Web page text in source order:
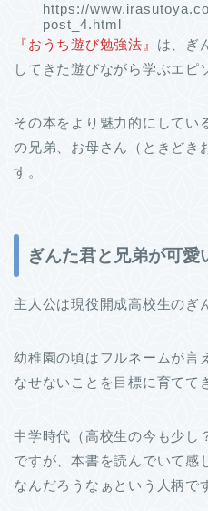
https://
post_4.html
『おうち遊び勉強法』 は、ぎ
してきた遊びながら学ぶエピ
その本をより魅力的にしてい
の兄弟、お母さん（ときどき
す。
ぎんた君と兄弟が可愛
主人公は現役開成高校生のぎ
幼稚園の頃はフルネームが言
なせないことを目標に育てて
中学時代（高校生の今も少し
ですが、本書を読んでいて感
なんだろうなぁという人柄で